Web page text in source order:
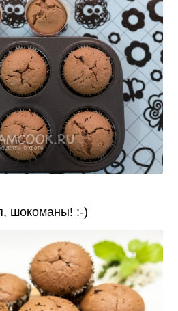
шокоманы! :-)